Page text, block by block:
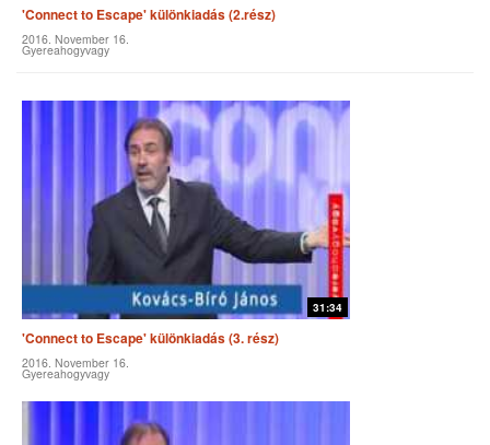
'Connect to Escape' különkiadás (2.rész)
2016. November 16.
Gyereahogyvagy
31:34
'Connect to Escape' különkiadás (3. rész)
2016. November 16.
Gyereahogyvagy